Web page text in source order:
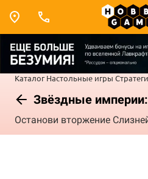
Каталог Настольные игры
Звёздные
Останови вторжение